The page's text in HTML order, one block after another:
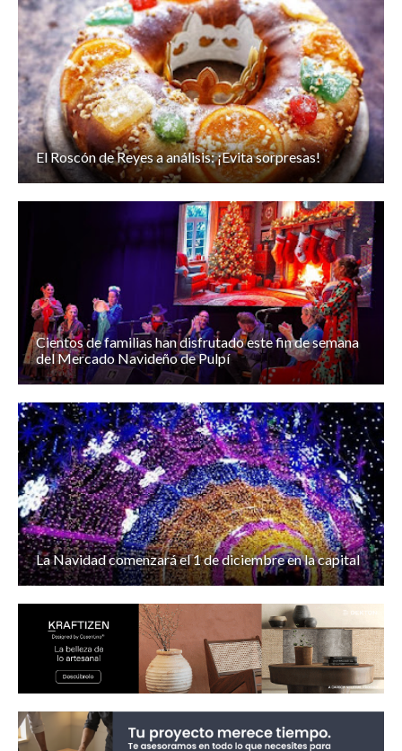
El Roscón de Reyes a análisis: ¡Evita sorpresas!
Cientos de familias han disfrutado este fin de semana
del Mercado Navideño de Pulpí
La Navidad comenzará el 1 de diciembre en la capital